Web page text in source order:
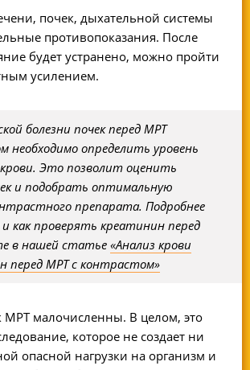
почек, дыхательной системы
противопоказания. После
будет устранено, можно пройти
усилением.
болезни почек перед МРТ
необходимо определить уровень
Это позволит оценить
и подобрать оптимальную
препарата. Подробнее
как проверять креатинин перед
в нашей статье«Анализ крови
перед МРТ с контрастом»
МРТ малочисленны. В целом, это
которое не создает ни
опасной нагрузки на организм и